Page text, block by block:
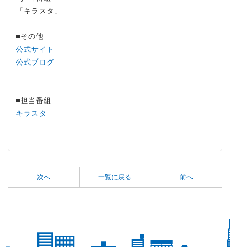
「キラスタ」
■その他
公式サイト
公式ブログ
■担当番組
キラスタ
次へ 一覧に戻る 前へ